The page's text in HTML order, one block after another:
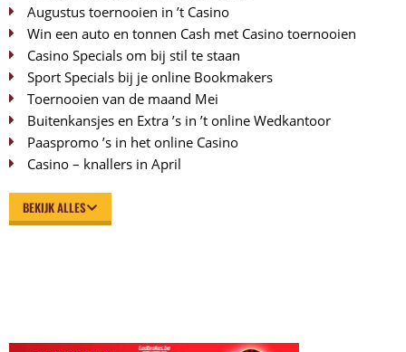
Augustus toernooien in ’t Casino
Win een auto en tonnen Cash met Casino toernooien
Casino Specials om bij stil te staan
Sport Specials bij je online Bookmakers
Toernooien van de maand Mei
Buitenkansjes en Extra ’s in ’t online Wedkantoor
Paaspromo ’s in het online Casino
Casino – knallers in April
BEKIJK ALLES